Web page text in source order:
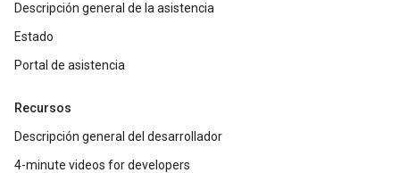
Descripción general de la asistencia
Estado
Portal de asistencia
Recursos
Descripción general del desarrollador
4-minute videos for developers